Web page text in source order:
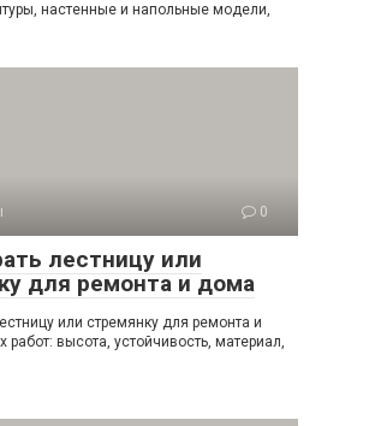
настенные и напольные модели,
0
лестницу или
для ремонта и дома
или стремянку для ремонта и
работ: высота, устойчивость, материал,